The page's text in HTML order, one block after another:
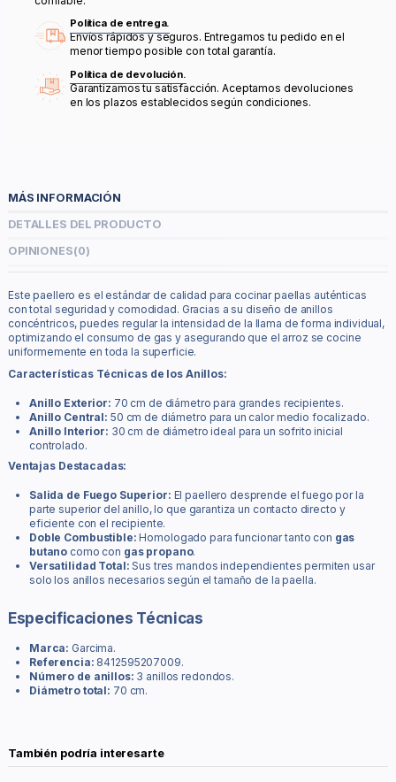
Política de entrega.
Envíos rápidos y seguros. Entregamos tu pedido en el
menor tiempo posible con total garantía.
Política de devolución.
Garantizamos tu satisfacción. Aceptamos devoluciones
en los plazos establecidos según condiciones.
MÁS INFORMACIÓN
DETALLES DEL PRODUCTO
OPINIONES(0)
Este paellero es el estándar de calidad para cocinar paellas auténticas
con total seguridad y comodidad. Gracias a su diseño de anillos
concéntricos, puedes regular la intensidad de la llama de forma individual,
optimizando el consumo de gas y asegurando que el arroz se cocine
uniformemente en toda la superficie.
Características Técnicas de los Anillos:
Anillo Exterior: 70 cm de diámetro para grandes recipientes.
Anillo Central: 50 cm de diámetro para un calor medio focalizado.
Anillo Interior: 30 cm de diámetro ideal para un sofrito inicial
controlado.
Ventajas Destacadas:
Salida de Fuego Superior: El paellero desprende el fuego por la
parte superior del anillo, lo que garantiza un contacto directo y
eficiente con el recipiente.
Doble Combustible: Homologado para funcionar tanto con gas
butano como con gas propano.
Versatilidad Total: Sus tres mandos independientes permiten usar
solo los anillos necesarios según el tamaño de la paella.
Especificaciones Técnicas
Marca: Garcima.
Referencia: 8412595207009.
Número de anillos: 3 anillos redondos.
Diámetro total: 70 cm.
También podría interesarte